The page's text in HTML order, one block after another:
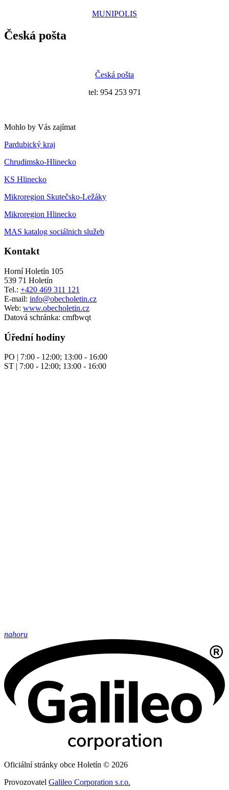
MUNIPOLIS
Česká pošta
Česká pošta
tel: 954 253 971
Mohlo by Vás zajímat
Pardubický kraj
Chrudimsko-Hlinecko
KS Hlinecko
Mikroregion Skutečsko-Ležáky
Mikroregion Hlinecko
MAS katalog sociálnich služeb
Kontakt
Horní Holetín 105
539 71 Holetín
Tel.: +420 469 311 121
E-mail: info@obecholetin.cz
Web: www.obecholetin.cz
Datová schránka: cmfbwqt
Úřední hodiny
PO | 7:00 - 12:00; 13:00 - 16:00
ST | 7:00 - 12:00; 13:00 - 16:00
nahoru
Oficiální stránky obce Holetín © 2026
Provozovatel Galileo Corporation s.r.o.